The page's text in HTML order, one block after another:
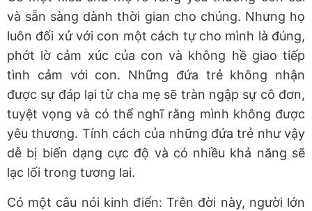
và sẵn sàng dành thời gian cho chúng. Nhưng họ
luôn đối xử với con một cách tự cho mình là đúng,
phớt lờ cảm xúc của con và không hề giao tiếp
tình cảm với con. Những đứa trẻ không nhận
được sự đáp lại từ cha mẹ sẽ tràn ngập sự cô đơn,
tuyệt vọng và có thể nghĩ rằng mình không được
yêu thương. Tính cách của những đứa trẻ như vậy
dễ bị biến dạng cực độ và có nhiều khả năng sẽ
lạc lối trong tương lai.
Có một câu nói kinh điển: Trên đời này, người lớn